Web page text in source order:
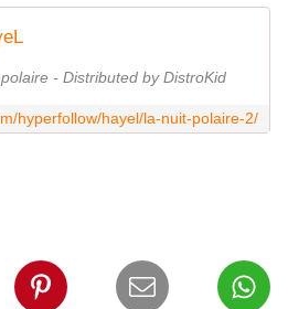
- Distributed by DistroKid
hyperfollow/hayel/la-nuit-polaire-2/